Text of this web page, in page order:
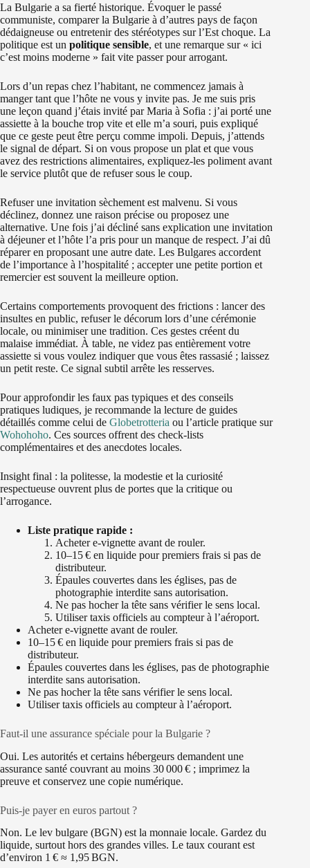
La Bulgarie a sa fierté historique. Évoquer le passé
communiste, comparer la Bulgarie à d’autres pays de façon
dédaigneuse ou entretenir des stéréotypes sur l’Est choque. La
politique est un politique sensible, et une remarque sur « ici
c’est moins moderne » fait vite passer pour arrogant.
Lors d’un repas chez l’habitant, ne commencez jamais à
manger tant que l’hôte ne vous y invite pas. Je me suis pris
une leçon quand j’étais invité par Maria à Sofia : j’ai porté une
assiette à la bouche trop vite et elle m’a souri, puis expliqué
que ce geste peut être perçu comme impoli. Depuis, j’attends
le signal de départ. Si on vous propose un plat et que vous
avez des restrictions alimentaires, expliquez‑les poliment avant
le service plutôt que de refuser sous le coup.
Refuser une invitation sèchement est malvenu. Si vous
déclinez, donnez une raison précise ou proposez une
alternative. Une fois j’ai décliné sans explication une invitation
à déjeuner et l’hôte l’a pris pour un manque de respect. J’ai dû
réparer en proposant une autre date. Les Bulgares accordent
de l’importance à l’hospitalité ; accepter une petite portion et
remercier est souvent la meilleure option.
Certains comportements provoquent des frictions : lancer des
insultes en public, refuser le décorum lors d’une cérémonie
locale, ou minimiser une tradition. Ces gestes créent du
malaise immédiat. À table, ne videz pas entièrement votre
assiette si vous voulez indiquer que vous êtes rassasié ; laissez
un petit reste. Ce signal subtil arrête les resserves.
Pour approfondir les faux pas typiques et des conseils
pratiques ludiques, je recommande la lecture de guides
détaillés comme celui de Globetrotteria ou l’article pratique sur
Wohohoho. Ces sources offrent des check‑lists
complémentaires et des anecdotes locales.
Insight final : la politesse, la modestie et la curiosité
respectueuse ouvrent plus de portes que la critique ou
l’arrogance.
Liste pratique rapide :
Acheter e‑vignette avant de rouler.
10–15 € en liquide pour premiers frais si pas de
distributeur.
Épaules couvertes dans les églises, pas de
photographie interdite sans autorisation.
Ne pas hocher la tête sans vérifier le sens local.
Utiliser taxis officiels au compteur à l’aéroport.
Acheter e‑vignette avant de rouler.
10–15 € en liquide pour premiers frais si pas de
distributeur.
Épaules couvertes dans les églises, pas de photographie
interdite sans autorisation.
Ne pas hocher la tête sans vérifier le sens local.
Utiliser taxis officiels au compteur à l’aéroport.
Faut‑il une assurance spéciale pour la Bulgarie ?
Oui. Les autorités et certains hébergeurs demandent une
assurance santé couvrant au moins 30 000 € ; imprimez la
preuve et conservez une copie numérique.
Puis‑je payer en euros partout ?
Non. Le lev bulgare (BGN) est la monnaie locale. Gardez du
liquide, surtout hors des grandes villes. Le taux courant est
d’environ 1 € ≈ 1,95 BGN.